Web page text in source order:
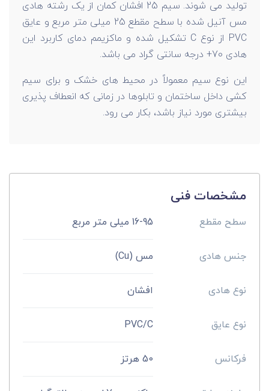
تولید می شوند. سیم 25 افشان کمان از یک رشته هادی
مس آنیل شده با سطح مقطع 25 میلی متر مربع و عایق
PVC از نوع C تشکیل شده و ماکزیمم دمای کاربرد این
هادی 70+ درجه سانتی گراد می باشد.
این نوع سیم معمولاً در محیط های خشک و برای سیم
کشی داخل ساختمان و تابلوها در زمانی که انعطاف پذیری
بیشتری مورد نیاز باشد، بکار می رود.
مشخصات فنی
سطح مقطع 16-95 میلی متر مربع
جنس هادی مس (Cu)
نوع هادی افشان
نوع عایق PVC/C
فرکانس 50 هرتز